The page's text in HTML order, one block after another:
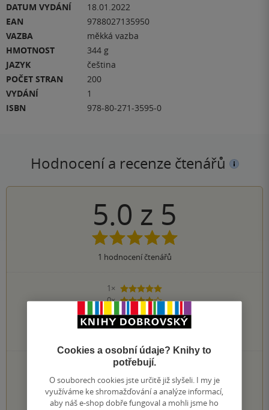
DATUM VYDÁNÍ
18.01.2022
EAN
9788027135950
VAZBA
měkká vazba
HMOTNOST
344 g
JAZYK
čeština
POČET STRAN
200
VYDÁNÍ
1
ISBN
978-80-271-3595-0
Hodnocení a recenze čtenářů
5.0 z 5
1 hodnocení čtenářů
1×
5 hvězdiček
0×
4 hvězdičky
0×
3 hvězdičky
0×
2 hvězdičky
PŘIDEJTE SVÉ HODNOCENÍ KNIHY
1 2 3 4 5
Cookies a osobní údaje? Knihy to
potřebují.
O souborech cookies jste určitě již slyšeli. I my je
využíváme ke shromažďování a analýze informací,
aby náš e-shop dobře fungoval a mohli jsme ho